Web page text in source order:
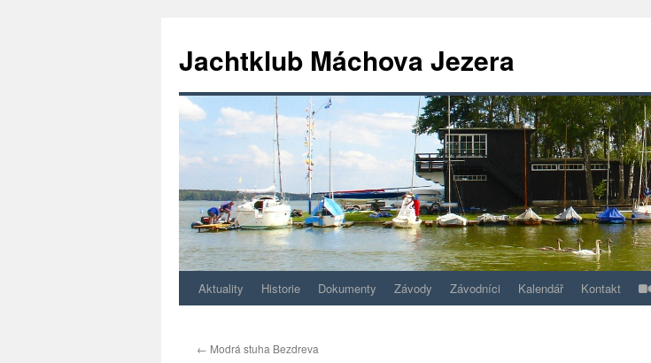
Jachtklub Máchova Jezera
Přejít
obsahu
Aktuality Historie Dokumenty Závody Závodníci Kalendář Kontakt
← Modrá stuha Bezdreva